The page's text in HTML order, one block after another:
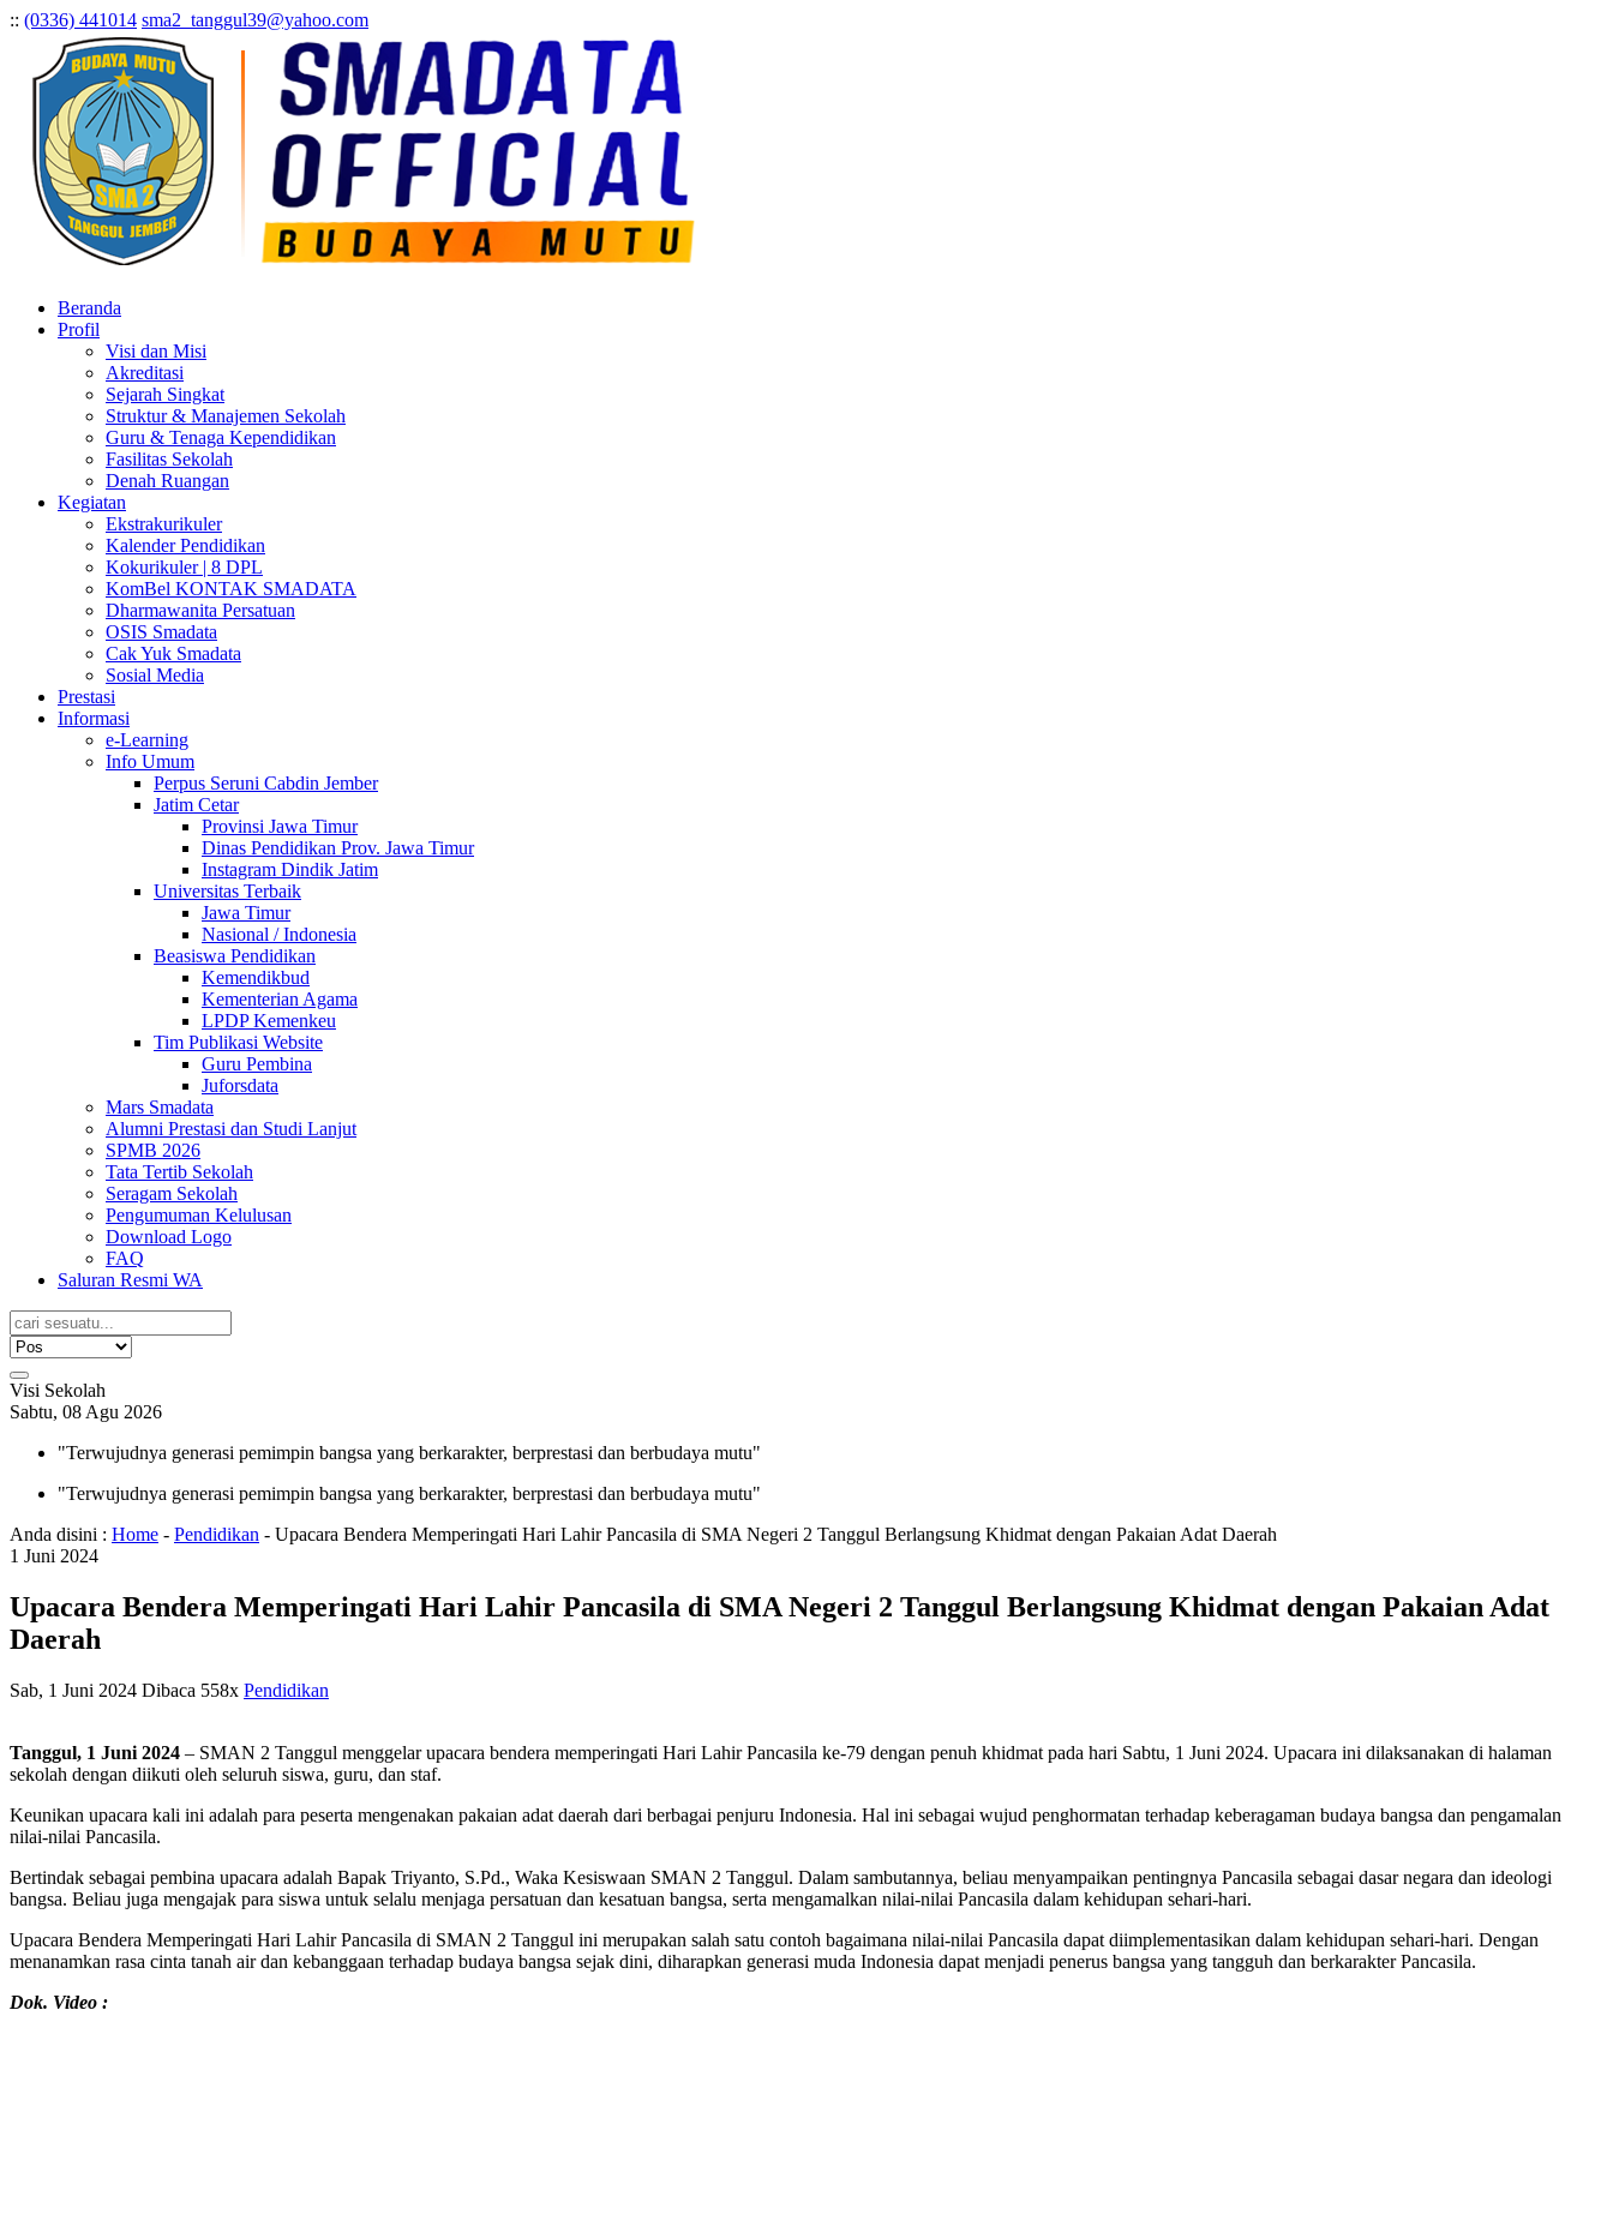
:: (0336) 441014 sma2_tanggul39@yahoo.com
Beranda
Profil
Visi dan Misi
Akreditasi
Sejarah Singkat
Struktur & Manajemen Sekolah
Guru & Tenaga Kependidikan
Fasilitas Sekolah
Denah Ruangan
Kegiatan
Ekstrakurikuler
Kalender Pendidikan
Kokurikuler | 8 DPL
KomBel KONTAK SMADATA
Dharmawanita Persatuan
OSIS Smadata
Cak Yuk Smadata
Sosial Media
Prestasi
Informasi
e-Learning
Info Umum
Perpus Seruni Cabdin Jember
Jatim Cetar
Provinsi Jawa Timur
Dinas Pendidikan Prov. Jawa Timur
Instagram Dindik Jatim
Universitas Terbaik
Jawa Timur
Nasional / Indonesia
Beasiswa Pendidikan
Kemendikbud
Kementerian Agama
LPDP Kemenkeu
Tim Publikasi Website
Guru Pembina
Juforsdata
Mars Smadata
Alumni Prestasi dan Studi Lanjut
SPMB 2026
Tata Tertib Sekolah
Seragam Sekolah
Pengumuman Kelulusan
Download Logo
FAQ
Saluran Resmi WA
Visi Sekolah
Sabtu, 08 Agu 2026
"Terwujudnya generasi pemimpin bangsa yang berkarakter, berprestasi dan berbudaya mutu"
"Terwujudnya generasi pemimpin bangsa yang berkarakter, berprestasi dan berbudaya mutu"
Anda disini : Home - Pendidikan - Upacara Bendera Memperingati Hari Lahir Pancasila di SMA Negeri 2 Tanggul Berlangsung Khidmat dengan Pakaian Adat Daerah
1 Juni 2024
Upacara Bendera Memperingati Hari Lahir Pancasila di SMA Negeri 2 Tanggul Berlangsung Khidmat dengan Pakaian Adat
Daerah
Sab, 1 Juni 2024 Dibaca 558x Pendidikan
Tanggul, 1 Juni 2024 – SMAN 2 Tanggul menggelar upacara bendera memperingati Hari Lahir Pancasila ke-79 dengan penuh khidmat pada hari Sabtu, 1 Juni 2024. Upacara ini dilaksanakan di halaman
sekolah dengan diikuti oleh seluruh siswa, guru, dan staf.
Keunikan upacara kali ini adalah para peserta mengenakan pakaian adat daerah dari berbagai penjuru Indonesia. Hal ini sebagai wujud penghormatan terhadap keberagaman budaya bangsa dan pengamalan
nilai-nilai Pancasila.
Bertindak sebagai pembina upacara adalah Bapak Triyanto, S.Pd., Waka Kesiswaan SMAN 2 Tanggul. Dalam sambutannya, beliau menyampaikan pentingnya Pancasila sebagai dasar negara dan ideologi
bangsa. Beliau juga mengajak para siswa untuk selalu menjaga persatuan dan kesatuan bangsa, serta mengamalkan nilai-nilai Pancasila dalam kehidupan sehari-hari.
Upacara Bendera Memperingati Hari Lahir Pancasila di SMAN 2 Tanggul ini merupakan salah satu contoh bagaimana nilai-nilai Pancasila dapat diimplementasikan dalam kehidupan sehari-hari. Dengan
menanamkan rasa cinta tanah air dan kebanggaan terhadap budaya bangsa sejak dini, diharapkan generasi muda Indonesia dapat menjadi penerus bangsa yang tangguh dan berkarakter Pancasila.
Dok. Video :